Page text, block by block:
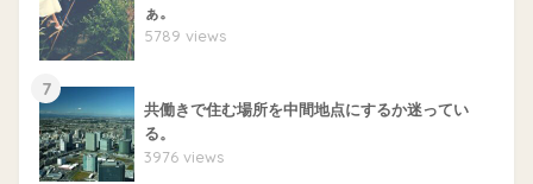
ぁ。
5789 views
7
共働きで住む場所を中間地点にするか迷ってい
る。
3976 views